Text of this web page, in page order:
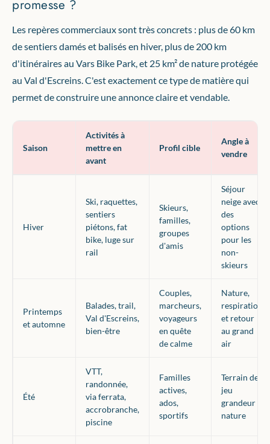
promesse ?
Les repères commerciaux sont très concrets : plus de 60 km
de sentiers damés et balisés en hiver, plus de 200 km
d'itinéraires au Vars Bike Park, et 25 km² de nature protégée
au Val d'Escreins. C'est exactement ce type de matière qui
permet de construire une annonce claire et vendable.
Saison
Activités à
mettre en
avant
Profil cible
Angle à
vendre
Hiver
Ski, raquettes,
sentiers
piétons, fat
bike, luge sur
rail
Skieurs,
familles,
groupes
d'amis
Séjour
neige avec
des
options
pour les
non-
skieurs
Printemps
et automne
Balades, trail,
Val d'Escreins,
bien-être
Couples,
marcheurs,
voyageurs
en quête
de calme
Nature,
respiration
et retour
au grand
air
Été
VTT,
randonnée,
via ferrata,
accrobranche,
piscine
Familles
actives,
ados,
sportifs
Terrain de
jeu
grandeur
nature